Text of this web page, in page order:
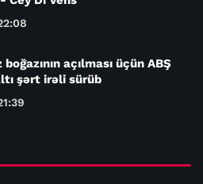
açılması üçün ABŞ
şərt irəli sürüb